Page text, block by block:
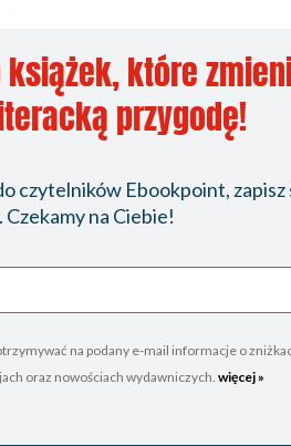
książek, które
przygodę!
czytelników Ebookpoint,
. Czekamy na Ciebie!
na podany e-mail informacje o
oraz nowościach wydawniczych. więcej »